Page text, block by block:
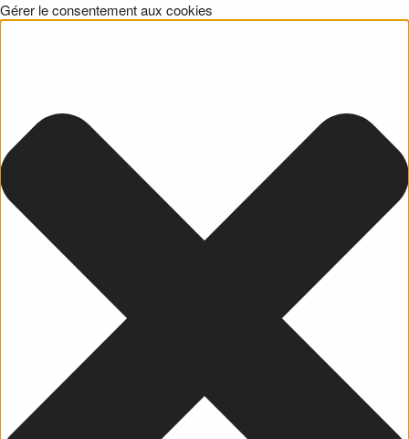
Gérer le consentement aux cookies